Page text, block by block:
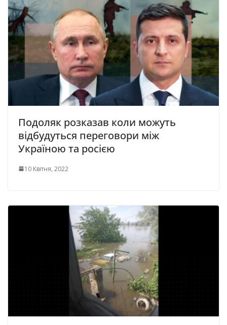
Подоляк розказав коли можуть
відбудуться переговори між
Україною та росією
10 Квітня, 2022